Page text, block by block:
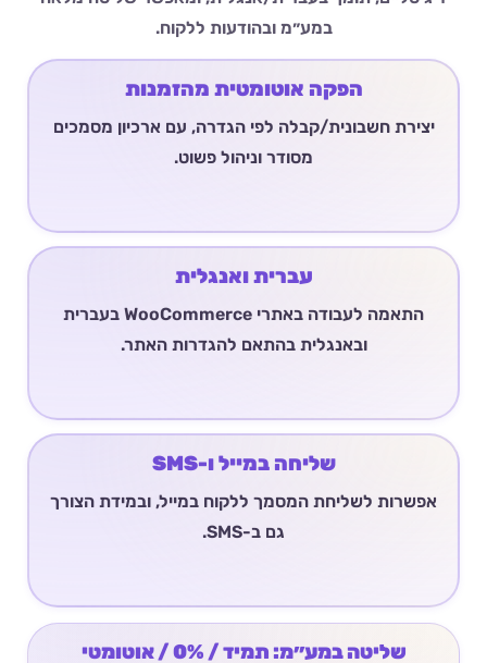
במע״מ ובהודעות ללקוח.
הפקה אוטומטית מהזמנות
יצירת חשבונית/קבלה לפי הגדרה, עם ארכיון מסמכים
מסודר וניהול פשוט.
עברית ואנגלית
התאמה לעבודה באתרי WooCommerce בעברית
ובאנגלית בהתאם להגדרות האתר.
שליחה במייל ו-SMS
אפשרות לשליחת המסמך ללקוח במייל, ובמידת הצורך
גם ב-SMS.
שליטה במע״מ: תמיד / 0% / אוטומטי